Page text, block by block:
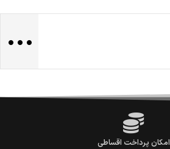
...
امکان پرداخت اقساطی